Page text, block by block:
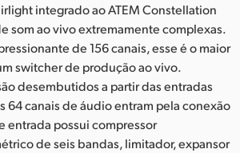
integrado ao ATEM Constellation
som ao vivo extremamente complexas.
de 156 canais, esse é o maior
switcher de produção ao vivo.
desembutidos a partir das entradas
64 canais de áudio entram pela conexão
entrada possui compressor
de seis bandas, limitador, expansor